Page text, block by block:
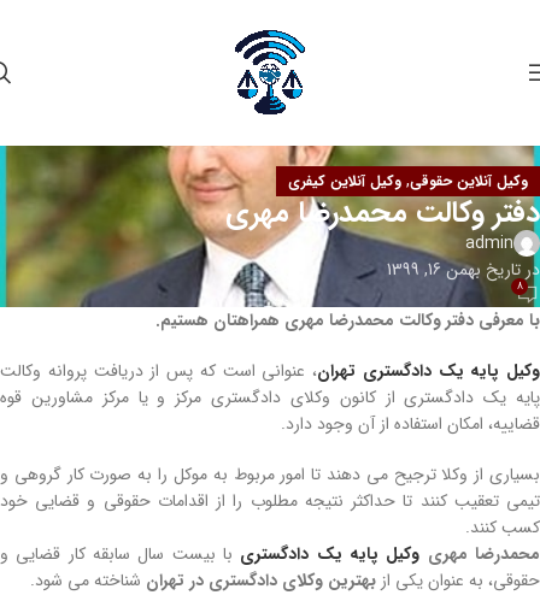
وکیل آنلاین حقوقی, وکیل آنلاین کیفری
دفتر وکالت محمدرضا مهری
admin
در تاریخ بهمن 16, 1399
8
با معرفی دفتر وکالت محمدرضا مهری همراهتان هستیم.
وکیل پایه یک دادگستری تهران، عنوانی است که پس از دریافت پروانه وکالت
پایه یک دادگستری از کانون وکلای دادگستری مرکز و یا مرکز مشاورین قوه
قضاییه، امکان استفاده از آن وجود دارد.
بسیاری از وکلا ترجیح می دهند تا امور مربوط به موکل را به صورت کار گروهی و
تیمی تعقیب کنند تا حداکثر نتیجه مطلوب را از اقدامات حقوقی و قضایی خود
کسب کنند.
محمدرضا مهری وکیل پایه یک دادگستری با بیست سال سابقه کار قضایی و
حقوقی، به عنوان یکی از بهترین وکلای دادگستری در تهران شناخته می شود.